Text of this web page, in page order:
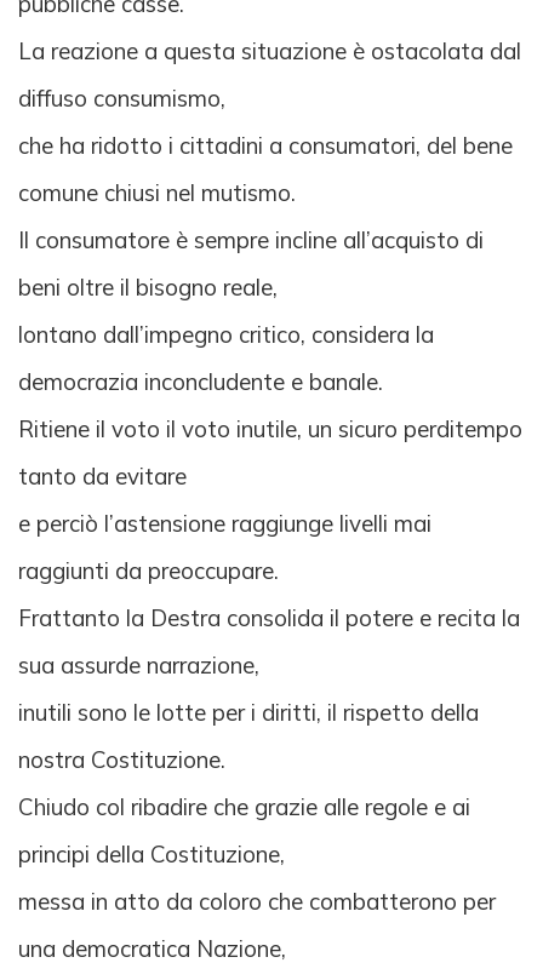
La reazione a questa situazione è ostacolata dal
diffuso consumismo,
che ha ridotto i cittadini a consumatori, del bene
comune chiusi nel mutismo.
Il consumatore è sempre incline all’acquisto di
beni oltre il bisogno reale,
lontano dall’impegno critico, considera la
democrazia inconcludente e banale.
Ritiene il voto il voto inutile, un sicuro perditempo
tanto da evitare
e perciò l’astensione raggiunge livelli mai
raggiunti da preoccupare.
Frattanto la Destra consolida il potere e recita la
sua assurde narrazione,
inutili sono le lotte per i diritti, il rispetto della
nostra Costituzione.
Chiudo col ribadire che grazie alle regole e ai
principi della Costituzione,
messa in atto da coloro che combatterono per
una democratica Nazione,